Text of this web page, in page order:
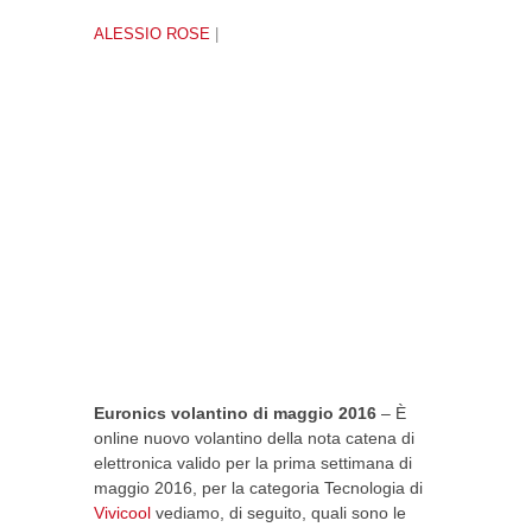
ALESSIO ROSE
Euronics volantino di maggio 2016 – È
online nuovo volantino della nota catena di
elettronica valido per la prima settimana di
maggio 2016, per la categoria Tecnologia di
Vivicool vediamo, di seguito, quali sono le